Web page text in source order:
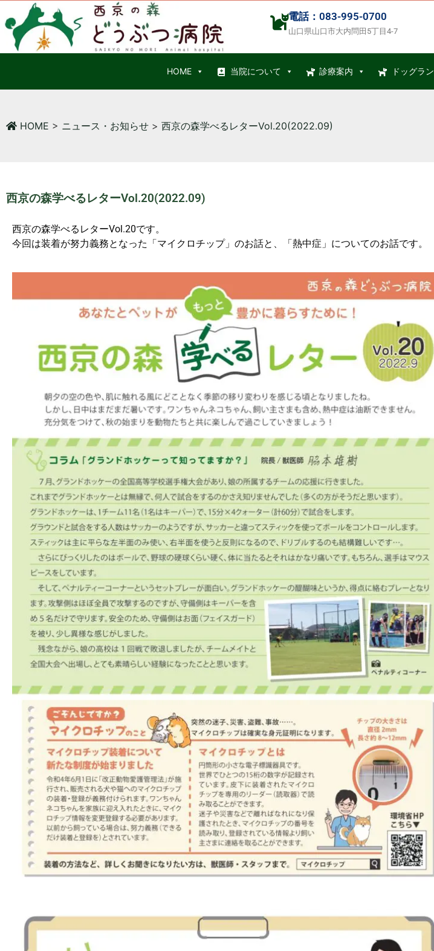
電話：083-995-0700
山口県山口市大内問田5丁目4-7
HOME 当院について 診療案内 ドッグラン
HOME > ニュース・お知らせ > 西京の森学べるレターVol.20(2022.09)
西京の森学べるレターVol.20(2022.09)
西京の森学べるレターVol.20です。
今回は装着が努力義務となった「マイクロチップ」のお話と、「熱中症」についてのお話です。